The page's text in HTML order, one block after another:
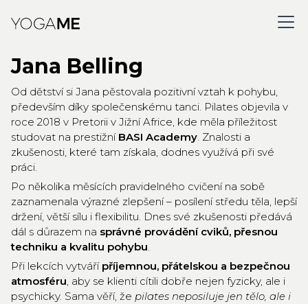
Jana Belling
Od dětství si Jana pěstovala pozitivní vztah k pohybu,
především díky společenskému tanci. Pilates objevila v
roce 2018 v Pretorii v Jižní Africe, kde měla příležitost
studovat na prestižní BASI Academy. Znalosti a
zkušenosti, které tam získala, dodnes využívá při své
práci.
Po několika měsících pravidelného cvičení na sobě
zaznamenala výrazné zlepšení – posílení středu těla, lepší
držení, větší sílu i flexibilitu. Dnes své zkušenosti předává
dál s důrazem na správné provádění cviků, přesnou
techniku a kvalitu pohybu.
Při lekcích vytváří příjemnou, přátelskou a bezpečnou
atmosféru, aby se klienti cítili dobře nejen fyzicky, ale i
psychicky. Sama věří, že pilates neposiluje jen tělo, ale i